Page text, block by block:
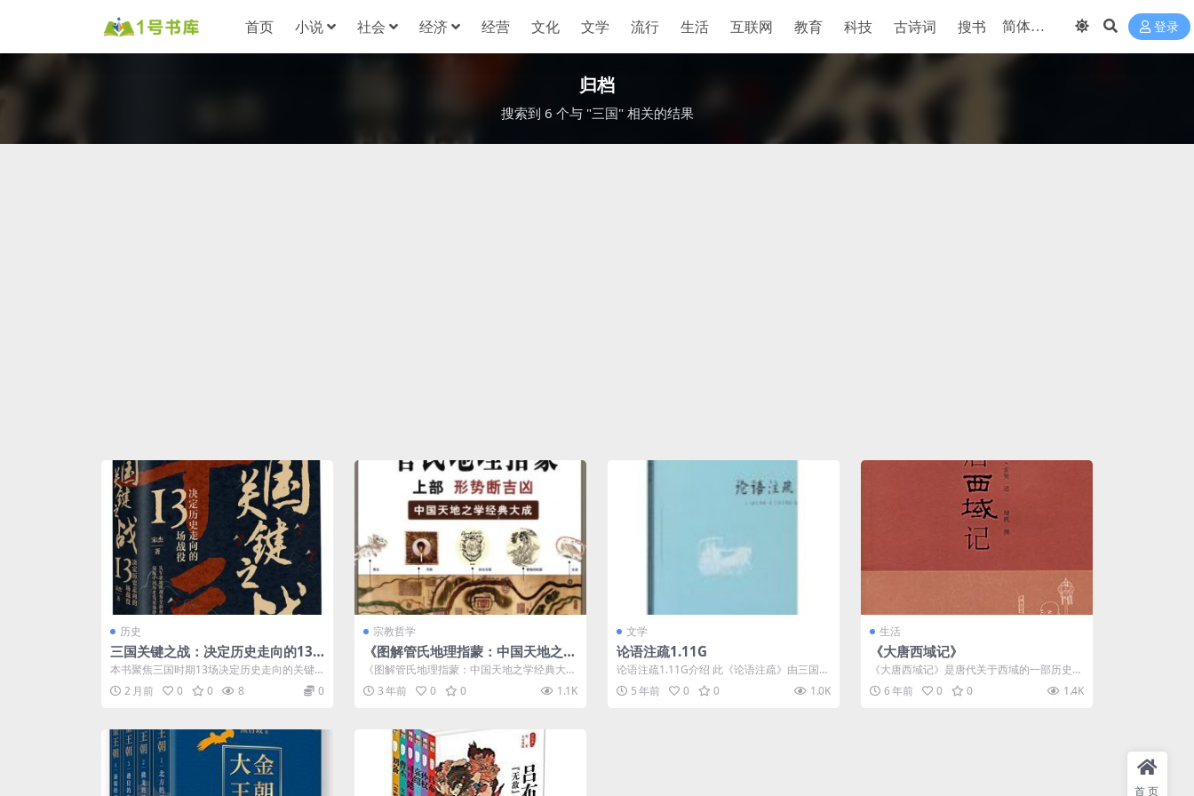
首页 小说 社会 经济 经营 文化 文学 流行 生活 互联网 教育 科技 古诗词 搜书 登录
归档
搜索到 6 个与 "三国" 相关的结果
历史
三国关键之战：决定历史走向的13
场战役
本书聚焦三国时期13场决定历史走向的关键
战役，如官渡之战、赤壁之战等，详细分析
其...2 月前 0 0 8 0
宗教哲学
《图解管氏地理指蒙：中国天地之学
经典大成》PDF图书下载
《图解管氏地理指蒙：中国天地之学经典大
成》PDF图书下载介绍 内容简介 中国...
3 年前 0 0 1.1K
文学
论语注疏1.11G
论语注疏1.11G介绍 此《论语注疏》由三国魏
何晏注，北宋邢昺疏。全书共十卷，二...
5 年前 0 0 1.0K
生活
《大唐西域记》
《大唐西域记》是唐代关于西域的一部历史地
理著作，作者是唐代著名高僧、佛学理论家
与...6 年前 0 0 1.4K
首页